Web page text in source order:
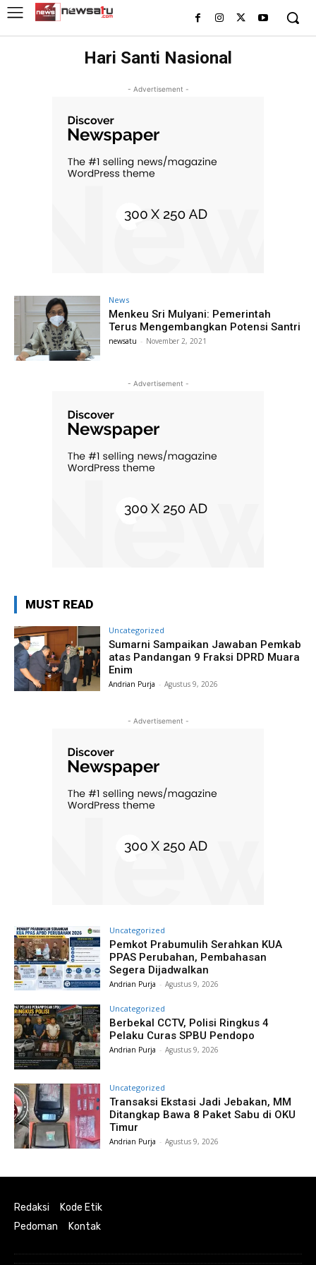
Hari Santi Nasional
- Advertisement -
News
Menkeu Sri Mulyani: Pemerintah
Terus Mengembangkan Potensi Santri
newsatu - November 2, 2021
- Advertisement -
MUST READ
Uncategorized
Sumarni Sampaikan Jawaban Pemkab
atas Pandangan 9 Fraksi DPRD Muara
Enim
Andrian Purja - Agustus 9, 2026
- Advertisement -
Uncategorized
Pemkot Prabumulih Serahkan KUA
PPAS Perubahan, Pembahasan
Segera Dijadwalkan
Andrian Purja - Agustus 9, 2026
Uncategorized
Berbekal CCTV, Polisi Ringkus 4
Pelaku Curas SPBU Pendopo
Andrian Purja - Agustus 9, 2026
Uncategorized
Transaksi Ekstasi Jadi Jebakan, MM
Ditangkap Bawa 8 Paket Sabu di OKU
Timur
Andrian Purja - Agustus 9, 2026
Redaksi
Kode Etik
Pedoman
Kontak